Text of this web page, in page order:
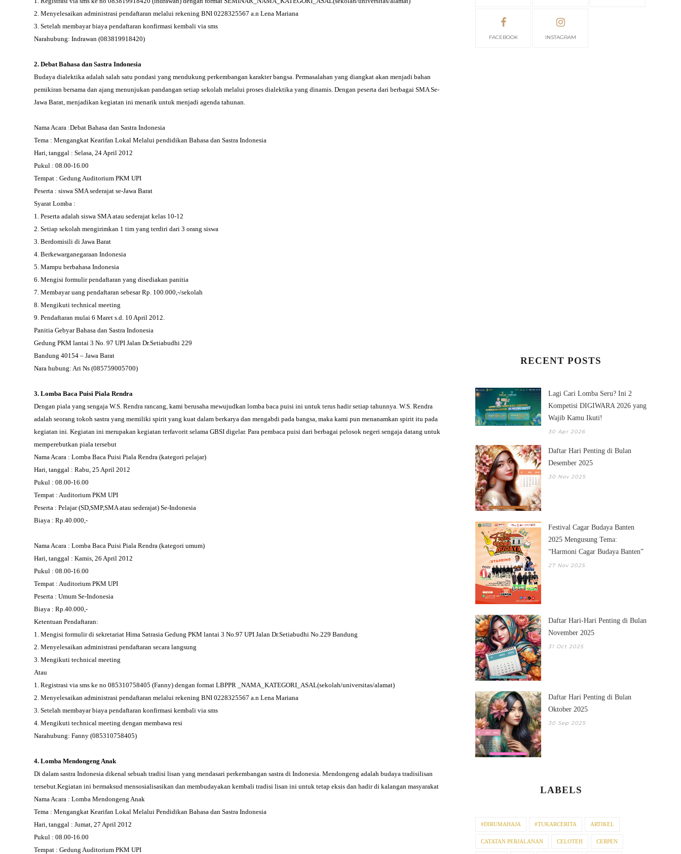
2. Menyelesaikan administrasi pendaftaran melalui rekening BNI 0228325567 a.n Lena Mariana
3. Setelah membayar biaya pendaftaran konfirmasi kembali via sms
Narahubung: Indrawan (083819918420)
2. Debat Bahasa dan Sastra Indonesia
Budaya dialektika adalah salah satu pondasi yang mendukung perkembangan karakter bangsa. Permasalahan yang diangkat akan menjadi bahan
pemikiran bersama dan ajang menunjukan pandangan setiap sekolah melalui proses dialektika yang dinamis. Dengan peserta dari berbagai SMA Se-
Jawa Barat, menjadikan kegiatan ini menarik untuk menjadi agenda tahunan.
Nama Acara :Debat Bahasa dan Sastra Indonesia
Tema : Mengangkat Kearifan Lokal Melalui pendidikan Bahasa dan Sastra Indonesia
Hari, tanggal : Selasa, 24 April 2012
Pukul : 08.00-16.00
Tempat : Gedung Auditorium PKM UPI
Peserta : siswa SMA sederajat se-Jawa Barat
Syarat Lomba :
1. Peserta adalah siswa SMA atau sederajat kelas 10-12
2. Setiap sekolah mengirimkan 1 tim yang terdiri dari 3 orang siswa
3. Berdomisili di Jawa Barat
4. Berkewarganegaraan Indonesia
5. Mampu berbahasa Indonesia
6. Mengisi formulir pendaftaran yang disediakan panitia
7. Membayar uang pendaftaran sebesar Rp. 100.000,-/sekolah
8. Mengikuti technical meeting
9. Pendaftaran mulai 6 Maret s.d. 10 April 2012.
Panitia Gebyar Bahasa dan Sastra Indonesia
Gedung PKM lantai 3 No. 97 UPI Jalan Dr.Setiabudhi 229
Bandung 40154 – Jawa Barat
Nara hubung: Ari Ns (085759005700)
3. Lomba Baca Puisi Piala Rendra
Dengan piala yang sengaja W.S. Rendra rancang, kami berusaha mewujudkan lomba baca puisi ini untuk terus hadir setiap tahunnya. W.S. Rendra
adalah seorang tokoh sastra yang memiliki spirit yang kuat dalam berkarya dan mengabdi pada bangsa, maka kami pun menanamkan spirit itu pada
kegiatan ini. Kegiatan ini merupakan kegiatan terfavorit selama GBSI digelar. Para pembaca puisi dari berbagai pelosok negeri sengaja datang untuk
memperebutkan piala tersebut
Nama Acara : Lomba Baca Puisi Piala Rendra (kategori pelajar)
Hari, tanggal : Rabu, 25 April 2012
Pukul : 08.00-16.00
Tempat : Auditorium PKM UPI
Peserta : Pelajar (SD,SMP,SMA atau sederajat) Se-Indonesia
Biaya : Rp.40.000,-
Nama Acara : Lomba Baca Puisi Piala Rendra (kategori umum)
Hari, tanggal : Kamis, 26 April 2012
Pukul : 08.00-16.00
Tempat : Auditorium PKM UPI
Peserta : Umum Se-Indonesia
Biaya : Rp.40.000,-
Ketentuan Pendaftaran:
1. Mengisi formulir di sekretariat Hima Satrasia Gedung PKM lantai 3 No.97 UPI Jalan Dr.Setiabudhi No.229 Bandung
2. Menyelesaikan administrasi pendaftaran secara langsung
3. Mengikuti technical meeting
Atau
1. Registrasi via sms ke no 085310758405 (Fanny) dengan format LBPPR _NAMA_KATEGORI_ASAL(sekolah/universitas/alamat)
2. Menyelesaikan administrasi pendaftaran melalui rekening BNI 0228325567 a.n Lena Mariana
3. Setelah membayar biaya pendaftaran konfirmasi kembali via sms
4. Mengikuti technical meeting dengan membawa resi
Narahubung: Fanny (085310758405)
4. Lomba Mendongeng Anak
Di dalam sastra Indonesia dikenal sebuah tradisi lisan yang mendasari perkembangan sastra di Indonesia. Mendongeng adalah budaya tradisilisan
tersebut.Kegiatan ini bermaksud mensosialisasikan dan membudayakan kembali tradisi lisan ini untuk tetap eksis dan hadir di kalangan masyarakat
Nama Acara : Lomba Mendongeng Anak
Tema : Mengangkat Kearifan Lokal Melalui Pendidikan Bahasa dan Sastra Indonesia
Hari, tanggal : Jumat, 27 April 2012
Pukul : 08.00-16.00
Tempat : Gedung Auditorium PKM UPI
FACEBOOK INSTAGRAM
RECENT POSTS
Lagi Cari Lomba Seru? Ini 2
Kompetisi DIGIWARA 2026 yang
Wajib Kamu Ikuti!
30 Apr 2026
Daftar Hari Penting di Bulan
Desember 2025
30 Nov 2025
Festival Cagar Budaya Banten
2025 Mengusung Tema:
“Harmoni Cagar Budaya Banten”
27 Nov 2025
Daftar Hari-Hari Penting di Bulan
November 2025
31 Oct 2025
Daftar Hari Penting di Bulan
Oktober 2025
30 Sep 2025
LABELS
#DIRUMAHAJA #TUKARCERITA ARTIKEL
CATATAN PERJALANAN CELOTEH CERPEN